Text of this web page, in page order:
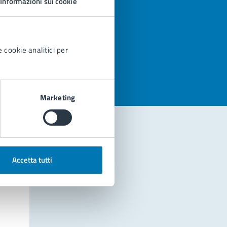
cookie analitici per
Marketing
Accetta tutti